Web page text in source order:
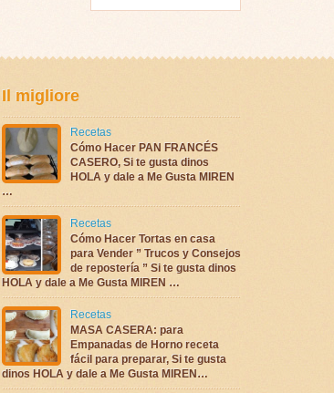
Il migliore
Recetas
Cómo Hacer PAN FRANCÉS
CASERO, Si te gusta dinos
HOLA y dale a Me Gusta MIREN
…
Recetas
Cómo Hacer Tortas en casa
para Vender ” Trucos y Consejos
de repostería ” Si te gusta dinos
HOLA y dale a Me Gusta MIREN …
Recetas
MASA CASERA: para
Empanadas de Horno receta
fácil para preparar, Si te gusta
dinos HOLA y dale a Me Gusta MIREN…